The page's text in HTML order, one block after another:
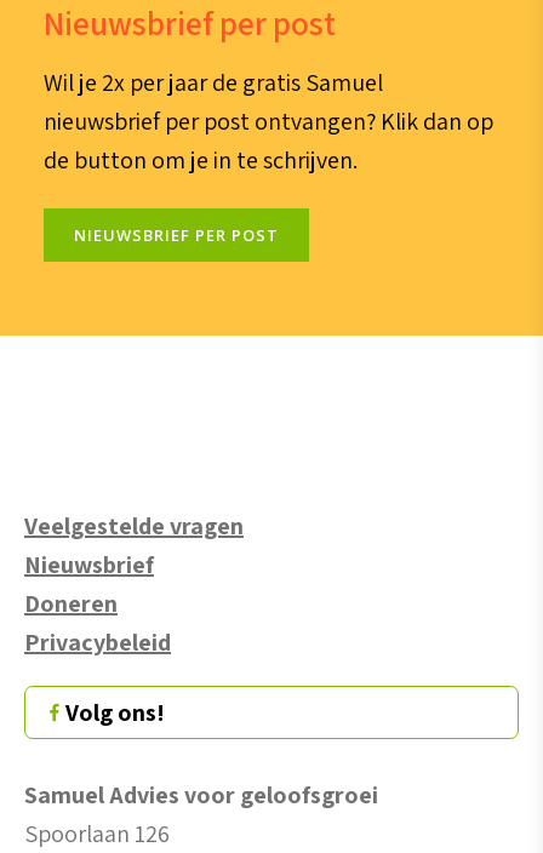
Nieuwsbrief per post
Wil je 2x per jaar de gratis Samuel
nieuwsbrief per post ontvangen? Klik dan op
de button om je in te schrijven.
NIEUWSBRIEF PER POST
Veelgestelde vragen
Nieuwsbrief
Doneren
Privacybeleid
Volg ons!
Samuel Advies voor geloofsgroei
Spoorlaan 126